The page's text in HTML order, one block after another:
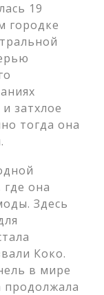
19
городке
затхлое
тогда она
она
Здесь
Коко.
в мире
продолжала